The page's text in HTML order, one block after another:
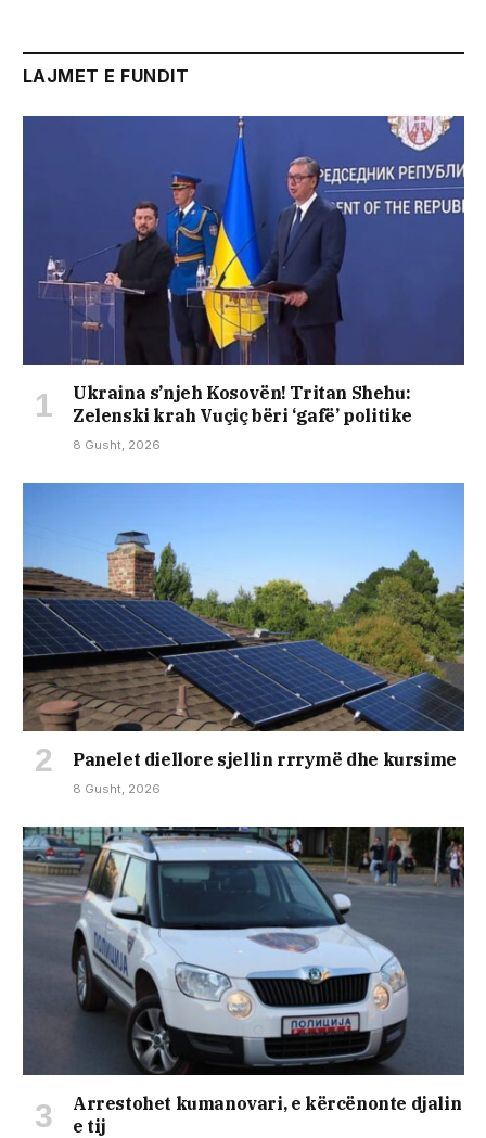
LAJMET E FUNDIT
Ukraina s’njeh Kosovën! Tritan Shehu:
Zelenski krah Vuçiç bëri ‘gafë’ politike
8 Gusht, 2026
Panelet diellore sjellin rrrymë dhe kursime
8 Gusht, 2026
Arrestohet kumanovari, e kërcënonte djalin
e tij